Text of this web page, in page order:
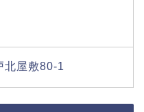
北屋敷80-1